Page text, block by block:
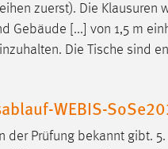
zuerst). Die Klausuren
Gebäude [...] von 1,5 m
Die Tische sind
WEBIS-
der Prüfung bekannt gibt.
MibewSessionID, MIBEW_UserID,
Wird benötigt um die Chatfunktion
nutzen zu können.